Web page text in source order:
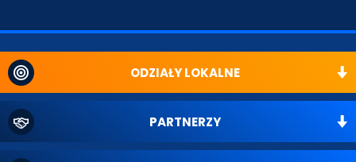
ODZIAŁY LOKALNE
PARTNERZY